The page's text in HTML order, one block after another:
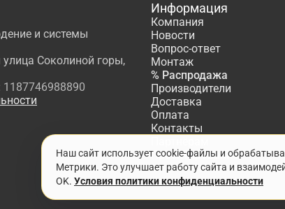
и системы
улица Соколиной горы,
Информация
Компания
Новости
Вопрос-ответ
Монтаж
% Распродажа
Производители
Доставка
Оплата
Контакты
Проектирование
Наш сайт использует cookie-файлы и
Метрики. Это улучшает работу сайта и
OK. Условия политики конфиденциальности